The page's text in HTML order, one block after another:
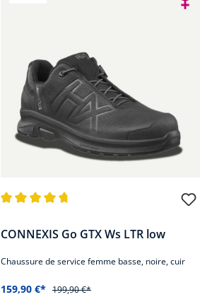
CONNEXIS Go GTX Ws LTR low
Chaussure de service femme basse, noire, cuir
159,90 €* 199,90 €*